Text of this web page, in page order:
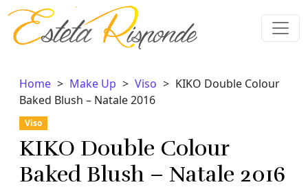
Vai al contenuto
Home Make Up Viso
KIKO Double Colour
Baked Blush – Natale 2016
Viso
KIKO Double Colour
Baked Blush – Natale 2016